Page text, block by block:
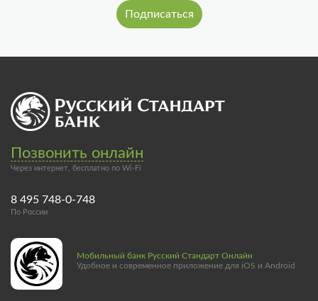
Позвонить онлайн
Через интернет, бесплатно по Wi-Fi
8 495 748-0-748
По России
Мобильный банк Русский Стандарт Онлайн
Удобное и современное приложение для iOS и Android